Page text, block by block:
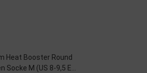
Heat Booster Round
M (US 8-9,5 EU